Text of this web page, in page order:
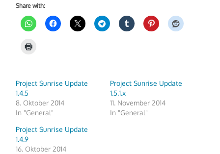
Share with:
Project Sunrise Update
1.4.5
8. Oktober 2014
In "General"
Project Sunrise Update
1.5.1.x
11. November 2014
In "General"
Project Sunrise Update
1.4.9
16. Oktober 2014